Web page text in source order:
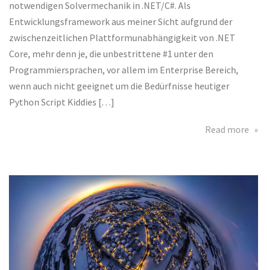
notwendigen Solvermechanik in .NET/C#. Als
Entwicklungsframework aus meiner Sicht aufgrund der
zwischenzeitlichen Plattformunabhängigkeit von .NET
Core, mehr denn je, die unbestrittene #1 unter den
Programmiersprachen, vor allem im Enterprise Bereich,
wenn auch nicht geeignet um die Bedürfnisse heutiger
Python Script Kiddies […]
Read more